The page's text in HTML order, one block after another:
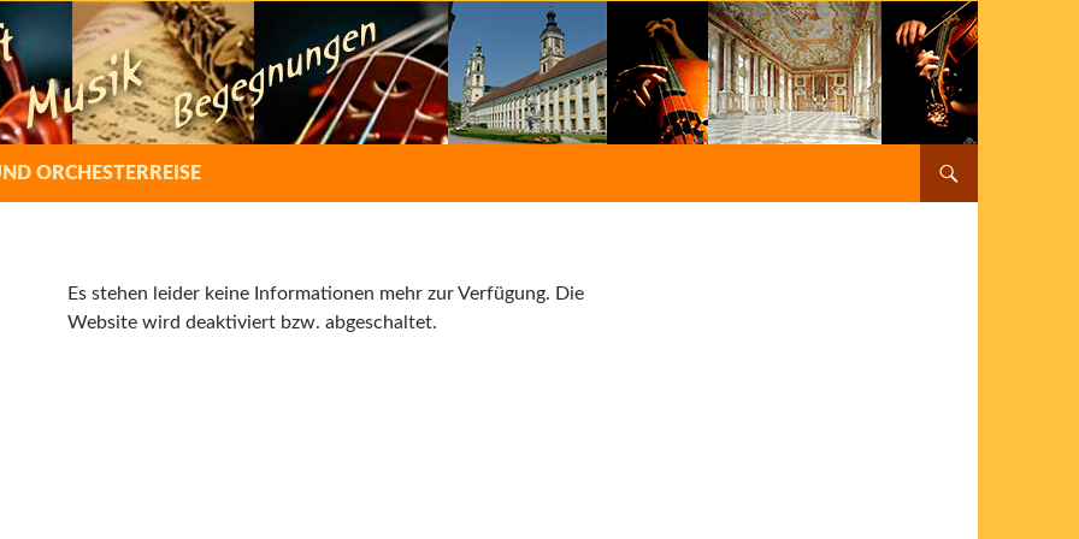
ORCHESTERREISE
Es stehen leider keine Informationen mehr zur Verfügung. Die
Website wird deaktiviert bzw. abgeschaltet.